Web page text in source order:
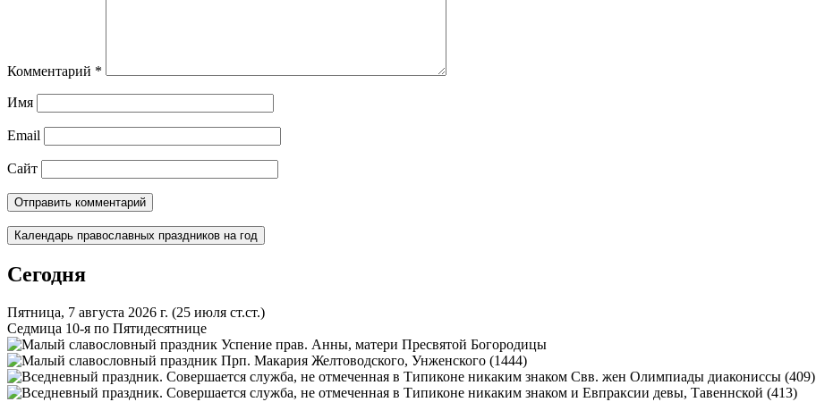
Комментарий *
Имя
Email
Сайт
Календарь православных праздников на год
Сегодня
Пятница, 7 августа 2026 г. (25 июля ст.ст.)
Седмица 10-я по Пятидесятнице
Успение прав. Анны, матери Пресвятой Богородицы
Прп. Макария Желтоводского, Унженского (1444)
Свв. жен Олимпиады диакониссы (409)
и Евпраксии девы, Тавеннской (413)